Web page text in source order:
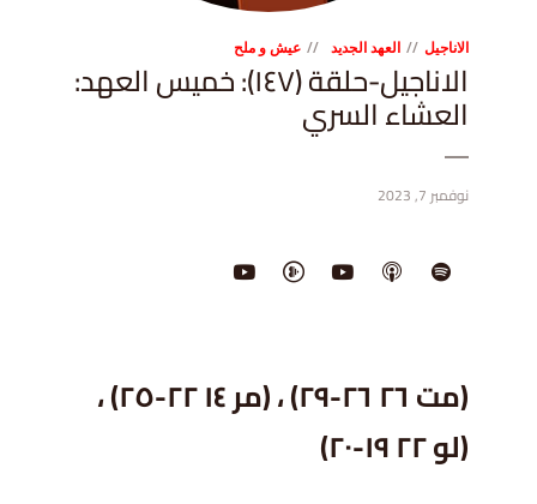
الاناجيل العهد الجديد عيش و ملح
الاناجيل-حلقة (١٤٧): خميس العهد:
العشاء السري
نوفمبر 7, 2023
(مت ٢٦ ٢٦-٢٩) ، (مر ١٤ ٢٢-٢٥) ،
(لو ٢٢ ١٩-٢٠)